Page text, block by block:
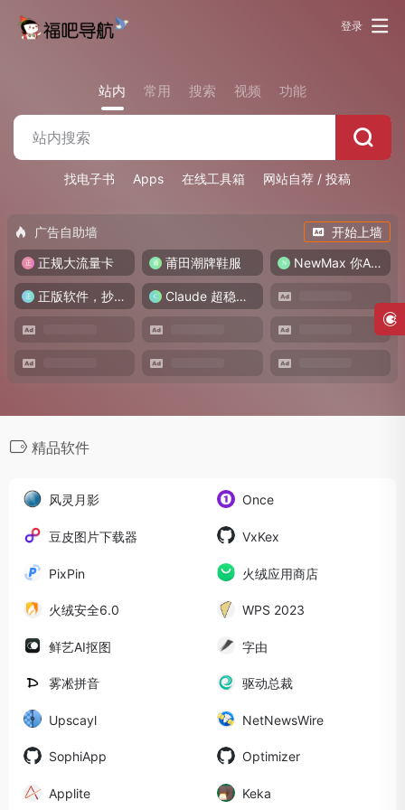
登录
站内 常用 搜索 视频 功能
找电子书 Apps 在线工具箱 网站自荐 / 投稿
广告自助墙
开始上墙
正规大流量卡
莆田潮牌鞋服 NewMax 你AI伙伴
正版软件，抄底入正 Claude 超稳中转
精品软件
风灵月影 Once
豆皮图片下载器 VxKex
PixPin 火绒应用商店
火绒安全6.0 WPS 2023
鲜艺AI抠图 字由
雾凇拼音 驱动总裁
Upscayl NetNewsWire
SophiApp Optimizer
Applite Keka